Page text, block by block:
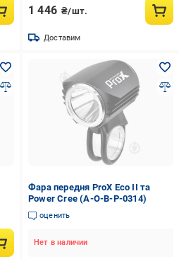
1 446 ₴/шт.
Доставим
Фара передня ProX Eco II та
Power Cree (A-O-B-P-0314)
оценить
Нет в наличии